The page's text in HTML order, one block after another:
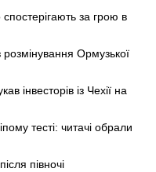
за грою в
розмінування Ормузької
інвесторів із Чехії на
тесті: читачі обрали
півночі